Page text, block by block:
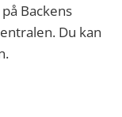
Backens
Du kan